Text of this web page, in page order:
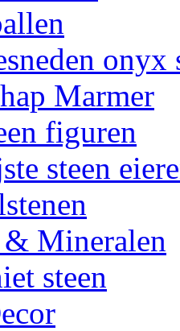
onyx
Marmer
figuren
steen
& Mineralen
steen